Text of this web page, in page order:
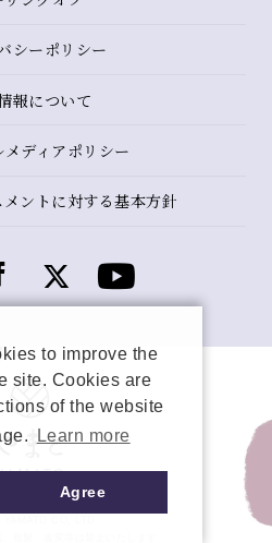
シーポリシー
報について
メディアポリシー
ントに対する基本方針
to improve the
site. Cookies are
of the website
Learn more
Agree